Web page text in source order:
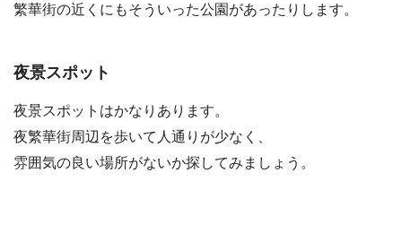
繁華街の近くにもそういった公園があったりします。
夜景スポット
夜景スポットはかなりあります。
夜繁華街周辺を歩いて人通りが少なく、
雰囲気の良い場所がないか探してみましょう。